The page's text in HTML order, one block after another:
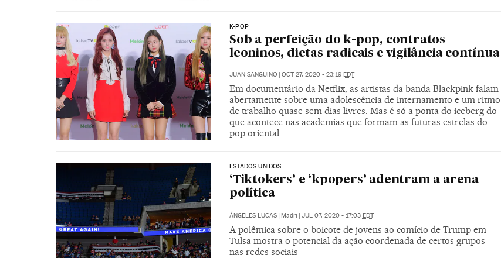
K-POP
Sob a perfeição do k-pop, contratos
leoninos, dietas radicais e vigilância contínua
JUAN SANGUINO OCT 27, 2020 - 23:19 EDT
Em documentário da Netflix, as artistas da banda Blackpink falam
abertamente sobre uma adolescência de internamento e um ritmo
de trabalho quase sem dias livres. Mas é só a ponta do iceberg do
que acontece nas academias que formam as futuras estrelas do
pop oriental
ESTADOS UNIDOS
‘Tiktokers’ e ‘kpopers’ adentram a arena
política
ÁNGELES LUCAS | Madri | JUL 07, 2020 - 17:03 EDT
A polêmica sobre o boicote de jovens ao comício de Trump em
Tulsa mostra o potencial da ação coordenada de certos grupos
nas redes sociais